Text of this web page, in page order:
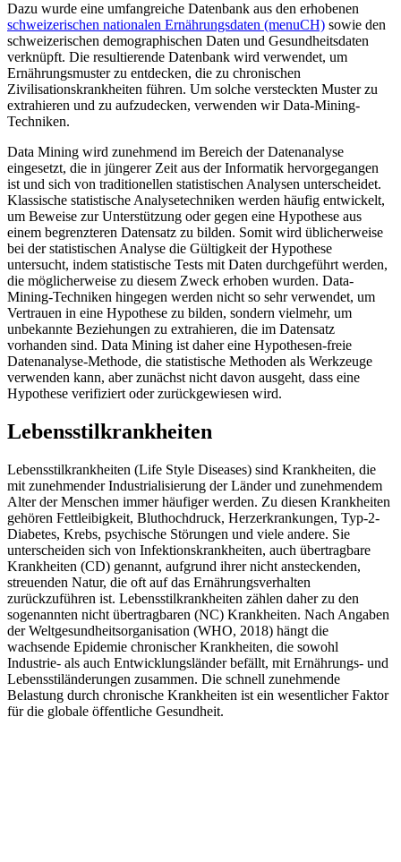
Dazu wurde eine umfangreiche Datenbank aus den erhobenen
schweizerischen nationalen Ernährungsdaten (menuCH) sowie den
schweizerischen demographischen Daten und Gesundheitsdaten
verknüpft. Die resultierende Datenbank wird verwendet, um
Ernährungsmuster zu entdecken, die zu chronischen
Zivilisationskrankheiten führen. Um solche versteckten Muster zu
extrahieren und zu aufzudecken, verwenden wir Data-Mining-
Techniken.
Data Mining wird zunehmend im Bereich der Datenanalyse
eingesetzt, die in jüngerer Zeit aus der Informatik hervorgegangen
ist und sich von traditionellen statistischen Analysen unterscheidet.
Klassische statistische Analysetechniken werden häufig entwickelt,
um Beweise zur Unterstützung oder gegen eine Hypothese aus
einem begrenzteren Datensatz zu bilden. Somit wird üblicherweise
bei der statistischen Analyse die Gültigkeit der Hypothese
untersucht, indem statistische Tests mit Daten durchgeführt werden,
die möglicherweise zu diesem Zweck erhoben wurden. Data-
Mining-Techniken hingegen werden nicht so sehr verwendet, um
Vertrauen in eine Hypothese zu bilden, sondern vielmehr, um
unbekannte Beziehungen zu extrahieren, die im Datensatz
vorhanden sind. Data Mining ist daher eine Hypothesen-freie
Datenanalyse-Methode, die statistische Methoden als Werkzeuge
verwenden kann, aber zunächst nicht davon ausgeht, dass eine
Hypothese verifiziert oder zurückgewiesen wird.
Lebensstilkrankheiten
Lebensstilkrankheiten (Life Style Diseases) sind Krankheiten, die
mit zunehmender Industrialisierung der Länder und zunehmendem
Alter der Menschen immer häufiger werden. Zu diesen Krankheiten
gehören Fettleibigkeit, Bluthochdruck, Herzerkrankungen, Typ-2-
Diabetes, Krebs, psychische Störungen und viele andere. Sie
unterscheiden sich von Infektionskrankheiten, auch übertragbare
Krankheiten (CD) genannt, aufgrund ihrer nicht ansteckenden,
streuenden Natur, die oft auf das Ernährungsverhalten
zurückzuführen ist. Lebensstilkrankheiten zählen daher zu den
sogenannten nicht übertragbaren (NC) Krankheiten. Nach Angaben
der Weltgesundheitsorganisation (WHO, 2018) hängt die
wachsende Epidemie chronischer Krankheiten, die sowohl
Industrie- als auch Entwicklungsländer befällt, mit Ernährungs- und
Lebensstiländerungen zusammen. Die schnell zunehmende
Belastung durch chronische Krankheiten ist ein wesentlicher Faktor
für die globale öffentliche Gesundheit.